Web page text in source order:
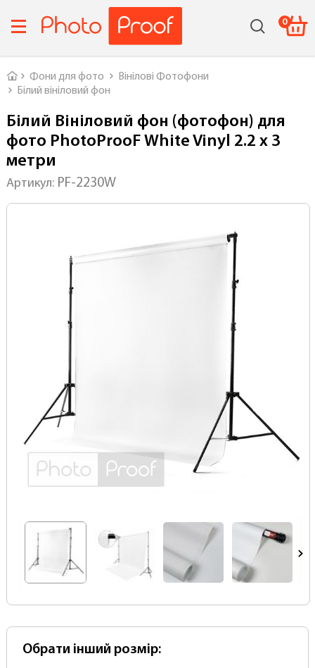
0
Головна
Фони для фото
Вінілові Фотофони
Білий вініловий фон
Білий Вініловий фон (фотофон) для
фото PhotoProoF White Vinyl 2.2 х 3
метри
Артикул: PF-2230W
Обрати інший розмір: